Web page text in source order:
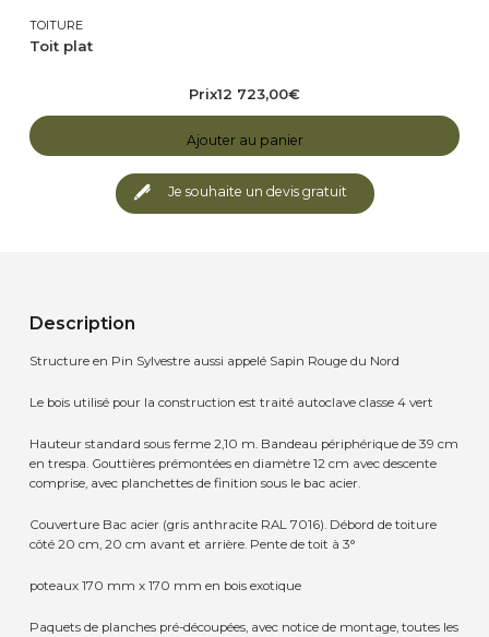
TOITURE
Toit plat
Prix12 723,00€
Ajouter au panier
Je souhaite un devis gratuit
Description
Structure en Pin Sylvestre aussi appelé Sapin Rouge du Nord
Le bois utilisé pour la construction est traité autoclave classe 4 vert
Hauteur standard sous ferme 2,10 m. Bandeau périphérique de 39 cm
en trespa. Gouttières prémontées en diamètre 12 cm avec descente
comprise, avec planchettes de finition sous le bac acier.
Couverture Bac acier (gris anthracite RAL 7016). Débord de toiture
côté 20 cm, 20 cm avant et arrière. Pente de toit à 3°
poteaux 170 mm x 170 mm en bois exotique
Paquets de planches pré-découpées, avec notice de montage, toutes les